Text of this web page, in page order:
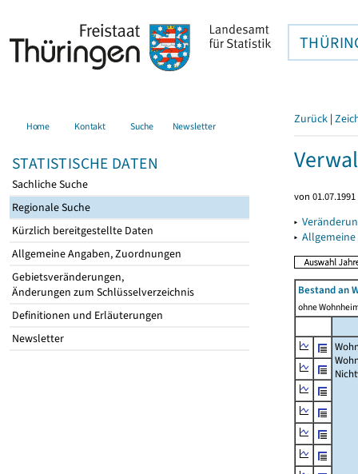
Home Kontakt Suche Newsletter
STATISTISCHE DATEN
Sachliche Suche
Regionale Suche
Kürzlich bereitgestellte Daten
Allgemeine Angaben, Zuordnungen
Gebietsveränderungen,
Änderungen zum Schlüsselverzeichnis
Definitionen und Erläuterungen
Newsletter
Zurück |
von
▸
▸
Bestand an
ohne